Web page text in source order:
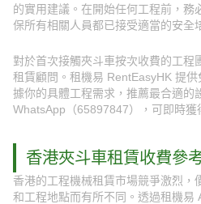
的實用建議。在開始任何工程前，務
保所有相關人員都已接受適當的安全
對於首次接觸夾斗車按次收費的工程
租賃顧問。租機易 RentEasyHK 提
據你的具體工程需求，推薦最合適的
WhatsApp（65897847），可即時獲
香港夾斗車租賃收費參
香港的工程機械租賃市場競爭激烈，
和工程地點而有所不同。透過租機易